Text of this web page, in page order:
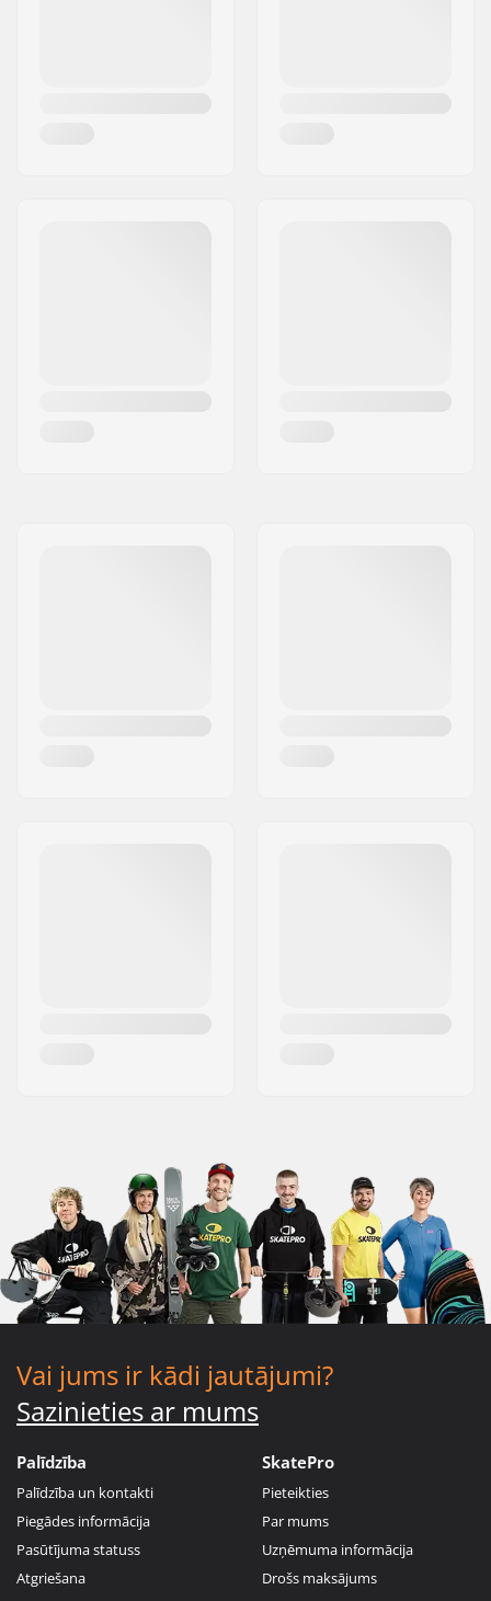
Vai jums ir kādi jautājumi?
Sazinieties ar mums
Palīdzība
Palīdzība un kontakti
Piegādes informācija
Pasūtījuma statuss
Atgriešana
SkatePro
Pieteikties
Par mums
Uzņēmuma informācija
Drošs maksājums